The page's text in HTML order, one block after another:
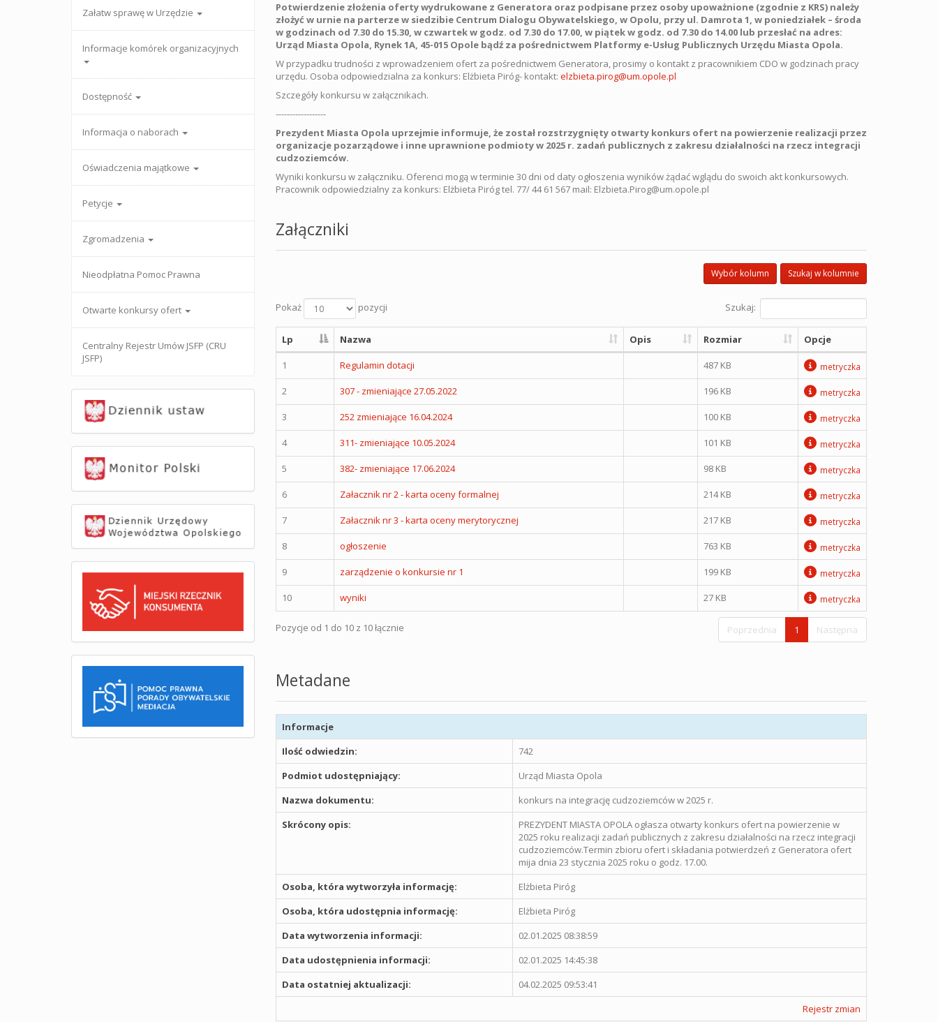
Załatw sprawę w Urzędzie
Informacje komórek organizacyjnych
Dostępność
Informacja o naborach
Oświadczenia majątkowe
Petycje
Zgromadzenia
Nieodpłatna Pomoc Prawna
Otwarte konkursy ofert
Centralny Rejestr Umów JSFP (CRU
JSFP)
Potwierdzenie złożenia oferty wydrukowane z Generatora oraz podpisane przez osoby upoważnione (zgodnie z KRS) należy
złożyć w urnie na parterze w siedzibie Centrum Dialogu Obywatelskiego, w Opolu, przy ul. Damrota 1, w poniedziałek – środa
w godzinach od 7.30 do 15.30, w czwartek w godz. od 7.30 do 17.00, w piątek w godz. od 7.30 do 14.00 lub przesłać na adres:
Urząd Miasta Opola, Rynek 1A, 45-015 Opole bądź za pośrednictwem Platformy e-Usług Publicznych Urzędu Miasta Opola.
W przypadku trudności z wprowadzeniem ofert za pośrednictwem Generatora, prosimy o kontakt z pracownikiem CDO w godzinach pracy
urzędu. Osoba odpowiedzialna za konkurs: Elżbieta Piróg- kontakt: elzbieta.pirog@um.opole.pl
Szczegóły konkursu w załącznikach.
------------------
Prezydent Miasta Opola uprzejmie informuje, że został rozstrzygnięty otwarty konkurs ofert na powierzenierealizacji przez
organizacje pozarządowe i inne uprawnione podmiotyw 2025 r. zadań publicznych z zakresu działalności na rzecz integracji
cudzoziemców.
Wyniki konkursu w załączniku. Oferenci mogą w terminie 30 dni od daty ogłoszenia wyników żądać wglądu do swoich akt konkursowych.
Pracownik odpowiedzialny za konkurs: Elżbieta Piróg tel. 77/ 44 61 567 mail: Elzbieta.Pirog@um.opole.pl
Załączniki
Szukaj w kolumnie
Wybór kolumn
Pokaż pozycji Szukaj:
Lp Nazwa Opis Rozmiar Opcje
1 Regulamin dotacji 487 KB metryczka
2 307 - zmieniające 27.05.2022 196 KB metryczka
3 252 zmieniające 16.04.2024 100 KB metryczka
4 311- zmieniające 10.05.2024 101 KB metryczka
5 382- zmieniające 17.06.2024 98 KB metryczka
6 Załacznik nr 2 - karta oceny formalnej 214 KB metryczka
7 Załacznik nr 3 - karta oceny merytorycznej 217 KB metryczka
8 ogłoszenie 763 KB metryczka
9 zarządzenie o konkursie nr 1 199 KB metryczka
10 wyniki 27 KB metryczka
Pozycje od 1 do 10 z 10 łącznie Poprzednia 1 Następna
Metadane
Informacje
Ilość odwiedzin:
742
Podmiot udostępniający:
Urząd Miasta Opola
Nazwa dokumentu:
konkurs na integrację cudzoziemców w 2025 r.
Skrócony opis:
PREZYDENT MIASTA OPOLA ogłasza otwarty konkurs ofert na powierzenie w
2025 roku realizacji zadań publicznych z zakresu działalności na rzecz integracji
cudzoziemców.Termin zbioru ofert i składania potwierdzeń z Generatora ofert
mija dnia 23 stycznia 2025 roku o godz. 17.00.
Osoba, która wytworzyła informację:
Elżbieta Piróg
Osoba, która udostępnia informację:
Elżbieta Piróg
Data wytworzenia informacji:
02.01.2025 08:38:59
Data udostępnienia informacji:
02.01.2025 14:45:38
Data ostatniej aktualizacji:
04.02.2025 09:53:41
Rejestr zmian